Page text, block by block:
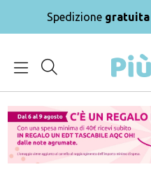
Spedizione gratuita